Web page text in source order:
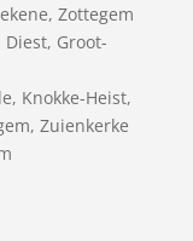
, Zottegem
Diest, Groot-
, Knokke-Heist,
, Zuienkerke